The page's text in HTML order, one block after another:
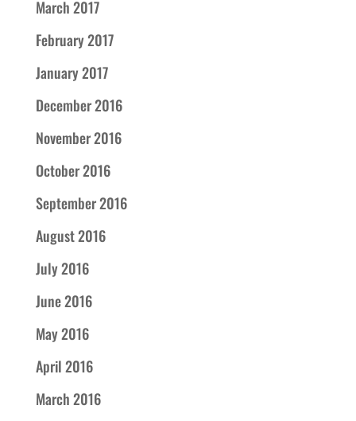
March 2017
February 2017
January 2017
December 2016
November 2016
October 2016
September 2016
August 2016
July 2016
June 2016
May 2016
April 2016
March 2016